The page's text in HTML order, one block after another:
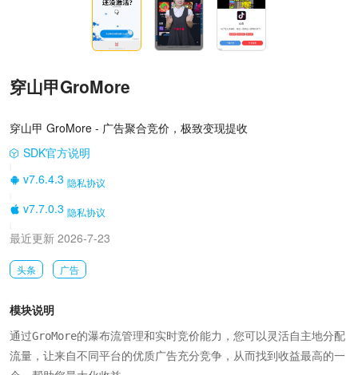
穿山甲GroMore
穿山甲 GroMore - 广告聚合竞价，极致变现提收
SDK官方说明
v7.6.4.3 隐私协议
v7.7.0.3 隐私协议
最近更新 2026-7-23
头条 广告
模块说明
通过GroMore的瀑布流管理和实时竞价能力，您可以灵活自主地分配
流量，让来自不同平台的优质广告充分竞争，从而找到收益最高的一